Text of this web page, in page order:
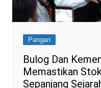
Pangan
Bulog Dan
Memastikan
Sepanjang